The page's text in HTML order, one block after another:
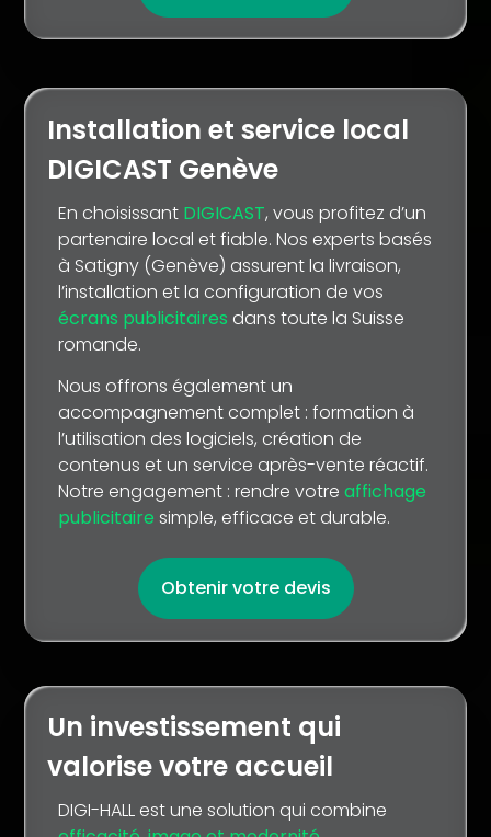
Installation et service local
DIGICAST Genève
En choisissant DIGICAST, vous profitez d’un
partenaire local et fiable. Nos experts basés
à Satigny (Genève) assurent la livraison,
l’installation et la configuration de vos
écrans publicitaires dans toute la Suisse
romande.
Nous offrons également un
accompagnement complet : formation à
l’utilisation des logiciels, création de
contenus et un service après-vente réactif.
Notre engagement : rendre votre affichage
publicitaire simple, efficace et durable.
Obtenir votre devis
Un investissement qui
valorise votre accueil
DIGI-HALL est une solution qui combine